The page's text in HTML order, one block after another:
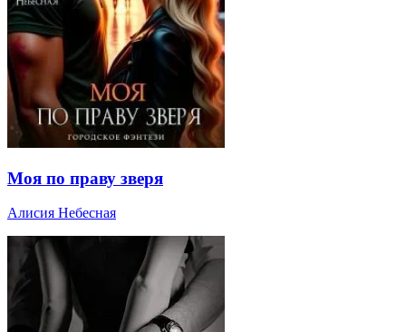
Моя по праву зверя
Алисия Небесная